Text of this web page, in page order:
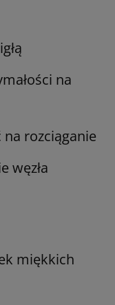
na
na rozciąganie
węzła
miękkich